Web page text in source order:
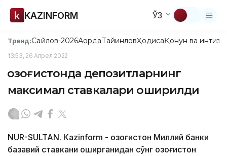
KAZINFORM ЎЗ
Тренд:Сайлов-2026АқордаТайинловҲодисаҚонун ва
13:53, 26 Апрел 2022
Қозоғистонда депозитларнинг
максимал ставкалари оширилди
NUR-SULTAN. Кazinform - Қозоғистон Миллий банки
базавий ставкани оширганидан сўнг Қозоғистон